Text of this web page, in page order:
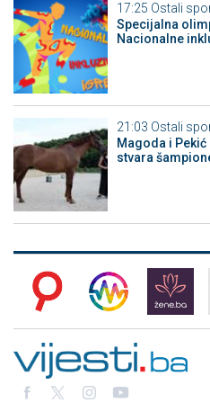
17:25 Ostali
Specijalna
Nacionalne
21:03 Ostali
Magoda i
stvara